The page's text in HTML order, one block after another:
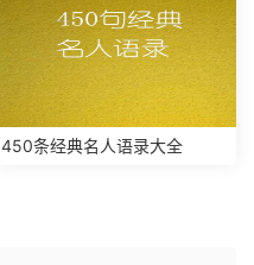
450条经典名人语录大全